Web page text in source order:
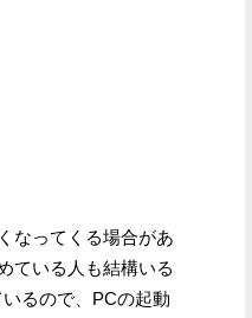
なってくる場合があ
ている人も結構いる
るので、PCの起動